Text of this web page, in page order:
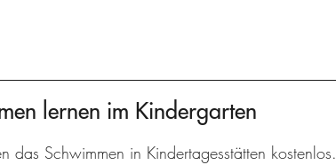
lernen im Kindergarten
das Schwimmen in Kindertagesstätten kostenlos.